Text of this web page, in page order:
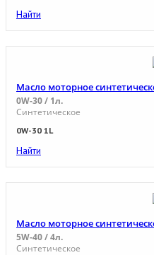
Найти
Масло моторное
0W-30 / 1л.
Синтетическое
0W-30 1L
Найти
Масло моторное
5W-40 / 4л.
Синтетическое